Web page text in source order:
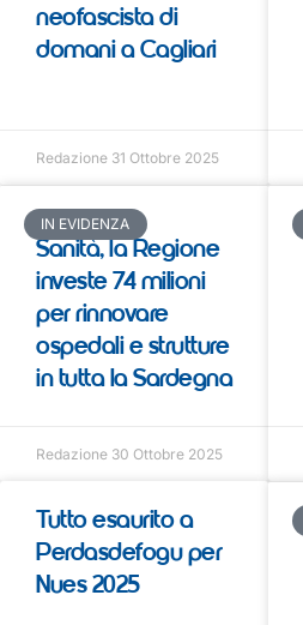
neofascista di
domani a Cagliari
Redazione 31 Ottobre 2025
IN EVIDENZA
Sanità, la Regione
investe 74 milioni
per rinnovare
ospedali e strutture
in tutta la Sardegna
Redazione 30 Ottobre 2025
Tutto esaurito a
Perdasdefogu per
Nues 2025